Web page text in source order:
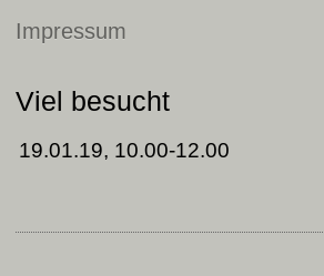
Impressum
Viel besucht
19.01.19, 10.00-12.00